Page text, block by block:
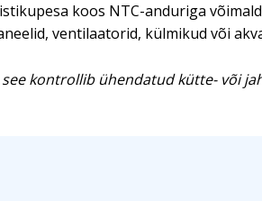
koos NTC-anduriga
ventilaatorid, külmikud või
kontrollib ühendatud kütte- või